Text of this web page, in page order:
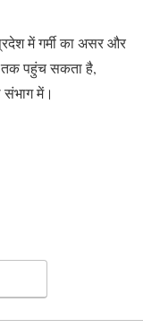
में गर्मी का असर और
तक पहुंच सकता है,
में।